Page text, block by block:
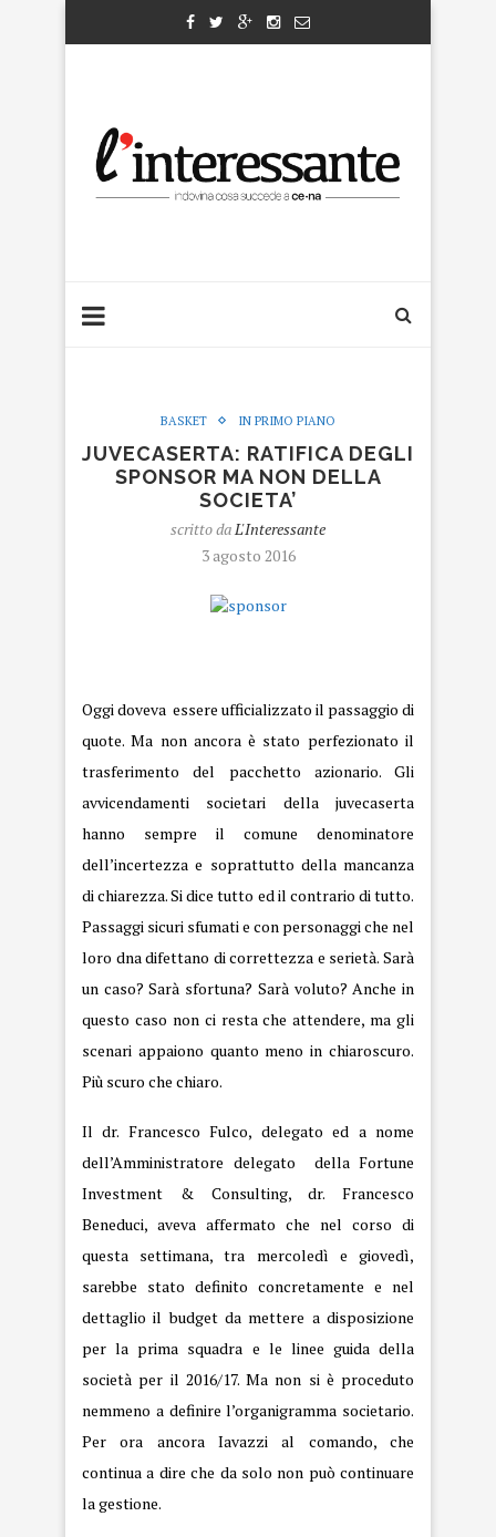
BASKET IN PRIMO PIANO
JUVECASERTA: RATIFICA DEGLI
SPONSOR MA NON DELLA
SOCIETA’
scritto da L'Interessante
3 agosto 2016
Oggi doveva essere ufficializzato il passaggio di
quote. Ma non ancora è stato perfezionato il
trasferimento del pacchetto azionario. Gli
avvicendamenti societari della juvecaserta
hanno sempre il comune denominatore
dell’incertezza e soprattutto della mancanza
di chiarezza. Si dice tutto ed il contrario di tutto.
Passaggi sicuri sfumati e con personaggi che nel
loro dna difettano di correttezza e serietà. Sarà
un caso? Sarà sfortuna? Sarà voluto? Anche in
questo caso non ci resta che attendere, ma gli
scenari appaiono quanto meno in chiaroscuro.
Più scuro che chiaro.
Il dr. Francesco Fulco, delegato ed a nome
dell’Amministratore delegato della Fortune
Investment & Consulting, dr. Francesco
Beneduci, aveva affermato che nel corso di
questa settimana, tra mercoledì e giovedì,
sarebbe stato definito concretamente e nel
dettaglio il budget da mettere a disposizione
per la prima squadra e le linee guida della
società per il 2016/17. Ma non si è proceduto
nemmeno a definire l’organigramma societario.
Per ora ancora Iavazzi al comando, che
continua a dire che da solo non può continuare
la gestione.